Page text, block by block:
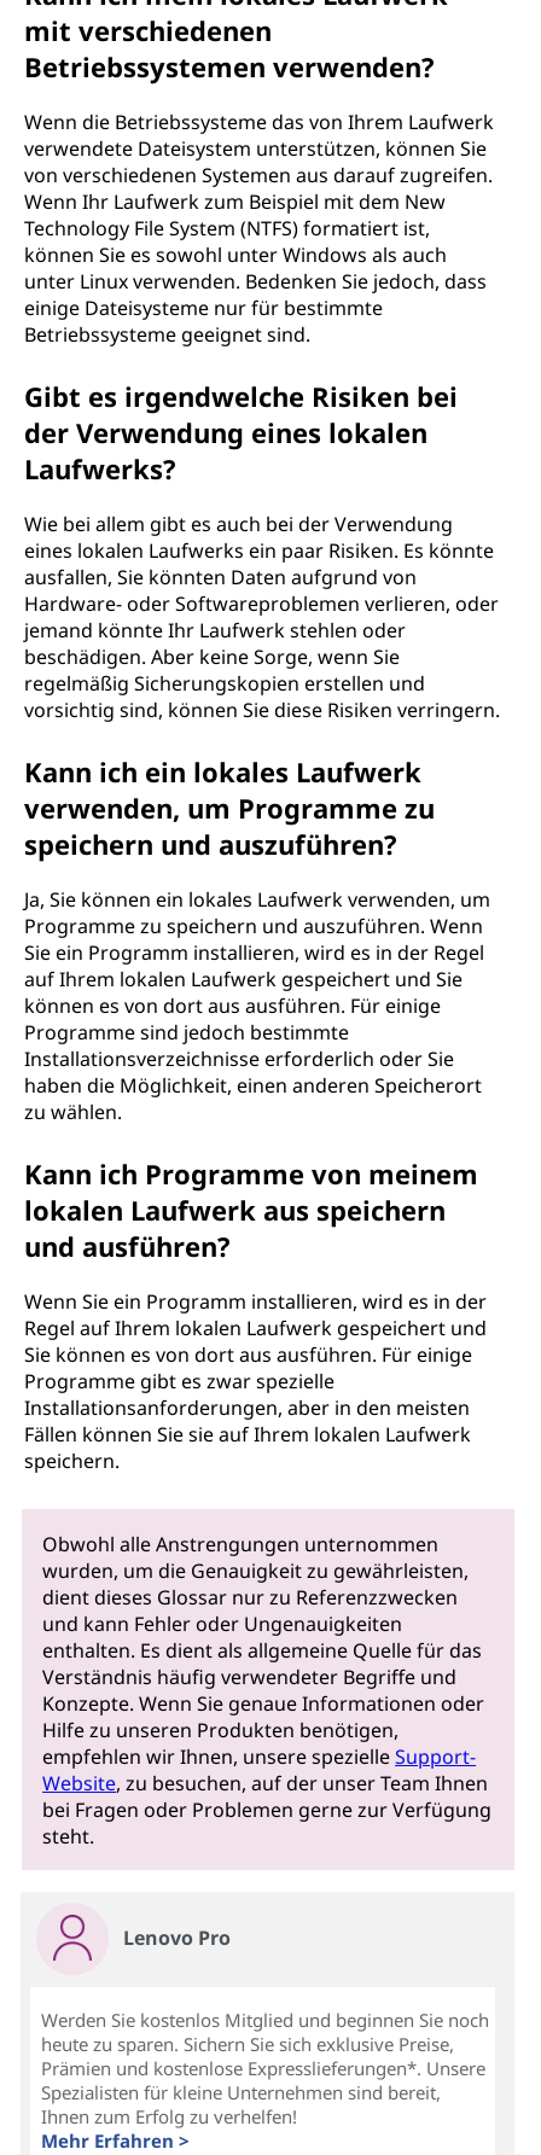
mit verschiedenen
Betriebssystemen verwenden?
Wenn die Betriebssysteme das von Ihrem Laufwerk
verwendete Dateisystem unterstützen, können Sie
von verschiedenen Systemen aus darauf zugreifen.
Wenn Ihr Laufwerk zum Beispiel mit dem New
Technology File System (NTFS) formatiert ist,
können Sie es sowohl unter Windows als auch
unter Linux verwenden. Bedenken Sie jedoch, dass
einige Dateisysteme nur für bestimmte
Betriebssysteme geeignet sind.
Gibt es irgendwelche Risiken bei
der Verwendung eines lokalen
Laufwerks?
Wie bei allem gibt es auch bei der Verwendung
eines lokalen Laufwerks ein paar Risiken. Es könnte
ausfallen, Sie könnten Daten aufgrund von
Hardware- oder Softwareproblemen verlieren, oder
jemand könnte Ihr Laufwerk stehlen oder
beschädigen. Aber keine Sorge, wenn Sie
regelmäßig Sicherungskopien erstellen und
vorsichtig sind, können Sie diese Risiken verringern.
Kann ich ein lokales Laufwerk
verwenden, um Programme zu
speichern und auszuführen?
Ja, Sie können ein lokales Laufwerk verwenden, um
Programme zu speichern und auszuführen. Wenn
Sie ein Programm installieren, wird es in der Regel
auf Ihrem lokalen Laufwerk gespeichert und Sie
können es von dort aus ausführen. Für einige
Programme sind jedoch bestimmte
Installationsverzeichnisse erforderlich oder Sie
haben die Möglichkeit, einen anderen Speicherort
zu wählen.
Kann ich Programme von meinem
lokalen Laufwerk aus speichern
und ausführen?
Wenn Sie ein Programm installieren, wird es in der
Regel auf Ihrem lokalen Laufwerk gespeichert und
Sie können es von dort aus ausführen. Für einige
Programme gibt es zwar spezielle
Installationsanforderungen, aber in den meisten
Fällen können Sie sie auf Ihrem lokalen Laufwerk
speichern.
Obwohl alle Anstrengungen unternommen
wurden, um die Genauigkeit zu gewährleisten,
dient dieses Glossar nur zu Referenzzwecken
und kann Fehler oder Ungenauigkeiten
enthalten. Es dient als allgemeine Quelle für das
Verständnis häufig verwendeter Begriffe und
Konzepte. Wenn Sie genaue Informationen oder
Hilfe zu unseren Produkten benötigen,
empfehlen wir Ihnen, unsere spezielleSupport-
Website, zu besuchen, auf der unser Team Ihnen
bei Fragen oder Problemen gerne zur Verfügung
steht.
Lenovo Pro
Werden Sie kostenlos Mitglied und beginnen Sie noch
heute zu sparen. Sichern Sie sich exklusive Preise,
Prämien und kostenlose Expresslieferungen*. Unsere
Spezialisten für kleine Unternehmen sind bereit,
Ihnen zum Erfolg zu verhelfen!
Mehr Erfahren >